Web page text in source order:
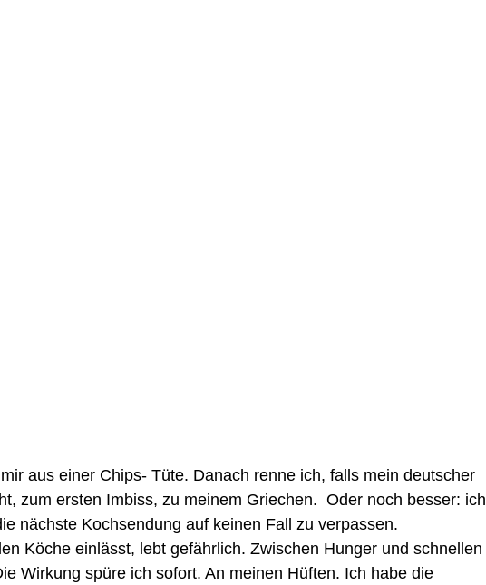
aus einer Chips- Tüte. Danach renne ich, falls mein deutscher
zum ersten Imbiss, zu meinem Griechen.  Oder noch besser: ich
nächste Kochsendung auf keinen Fall zu verpassen.
Köche einlässt, lebt gefährlich. Zwischen Hunger und schnellen
Wirkung spüre ich sofort. An meinen Hüften. Ich habe die